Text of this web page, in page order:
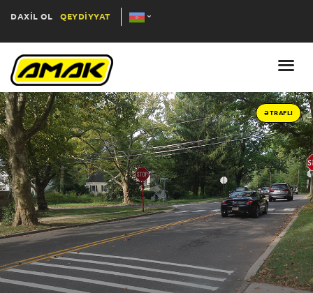
DAXİL OL QEYDİYYAT
ƏTRAFLI
27 June 2018